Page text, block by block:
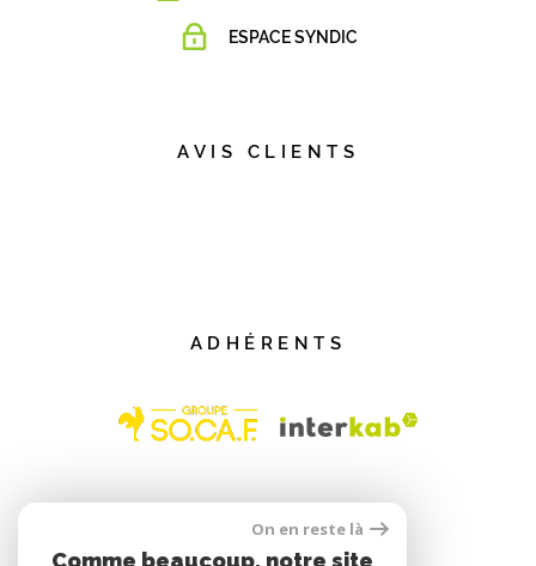
ESPACE SYNDIC
AVIS CLIENTS
ADHÉRENTS
On en reste là
Comme beaucoup, notre site